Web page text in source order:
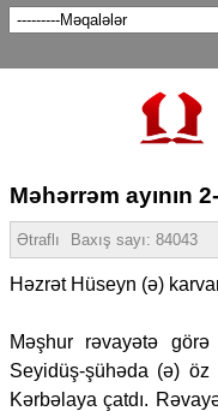
Məhərrəm ayının
Ətraflı Baxış sayı: 84043
Həzrət Hüseyn (ə)
Məşhur rəvayətə
Seyidüş-şühəda (ə)
Kərbəlaya çatdı.